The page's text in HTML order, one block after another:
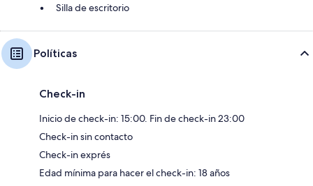
Silla de escritorio
Políticas
Check-in
Inicio de check-in: 15:00. Fin de check-in 23:00
Check-in sin contacto
Check-in exprés
Edad mínima para hacer el check-in: 18 años